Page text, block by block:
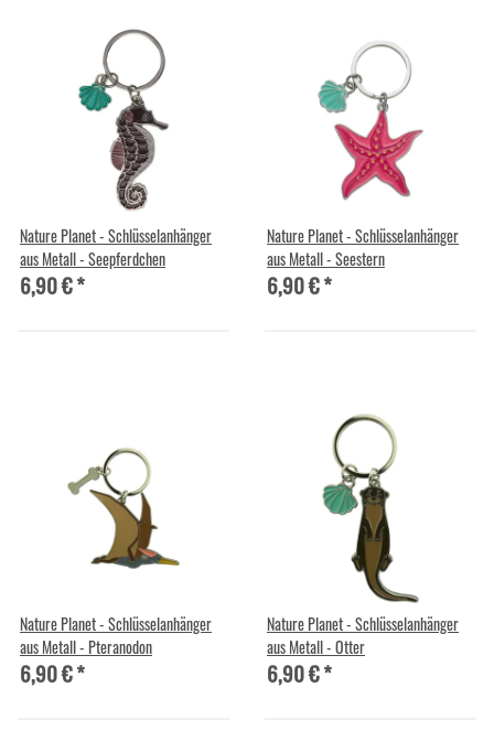
Nature Planet - Schlüsselanhänger
aus Metall - Seepferdchen
6,90 €*
Nature Planet - Schlüsselanhänger
aus Metall - Seestern
6,90 €*
Nature Planet - Schlüsselanhänger
aus Metall - Pteranodon
6,90 €*
Nature Planet - Schlüsselanhänger
aus Metall - Otter
6,90 €*